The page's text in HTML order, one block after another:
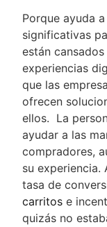
Porque ayuda
significativas
están
experiencias
que las
ofrecen
ellos. La
ayudar a las
compradores,
su experiencia.
tasa de
carritos e
quizás no